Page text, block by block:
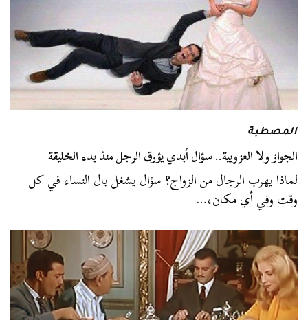
المصطبة
الجواز ولا العزوبية.. سؤال أبدي يؤرق الرجل منذ بدء الخليقة
لماذا يهرب الرجال من الزواج؟ سؤال يشغل بال النساء في كل
وقت وفي أي مكان،…